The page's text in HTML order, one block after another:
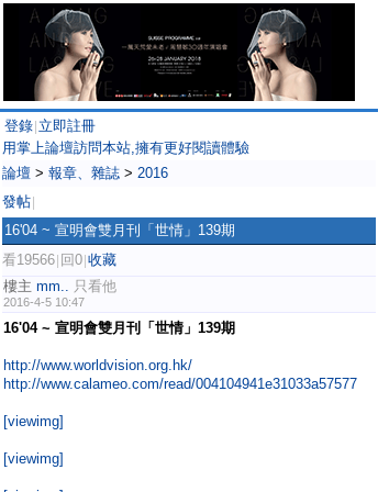
登錄 立即註冊
用掌上論壇訪問本站,擁有更好閱讀體驗
論壇 > 報章、雜誌 > 2016
發帖
16'04 ~ 宣明會雙月刊「世情」139期
看19566 回0 收藏
樓主 mm.. 只看他
2016-4-5 10:47
16'04 ~ 宣明會雙月刊「世情」139期
http://www.worldvision.org.hk/
http://www.calameo.com/read/004104941e31033a57577
[viewimg]
[viewimg]